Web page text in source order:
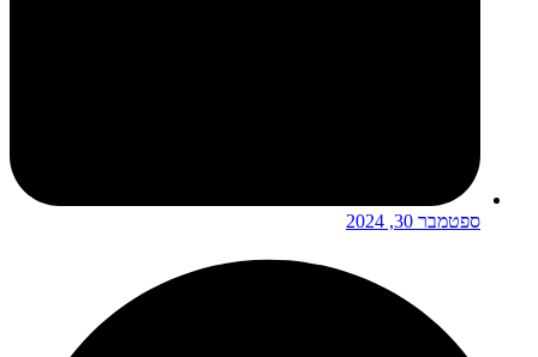
ספטמבר 30, 2024